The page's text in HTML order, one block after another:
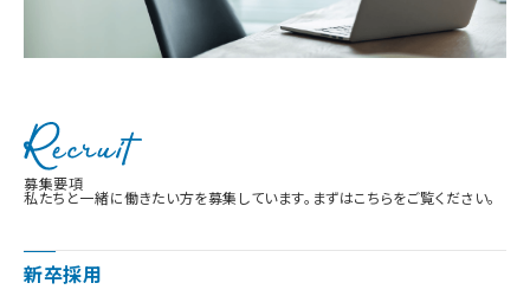
募集要項
私たちと一緒に働きたい方を募集しています。まずはこちらをご覧ください。
新卒採用